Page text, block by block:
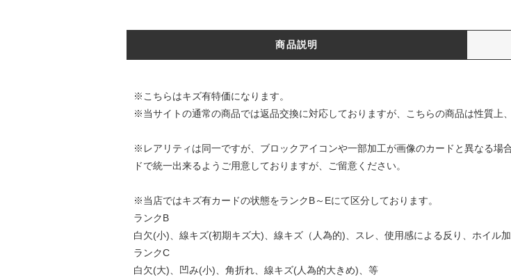
商品説明
※こちらはキズ有特価になります。
※当サイトの通常の商品では返品交換に対応しておりますが、こちらの商品は性質上
※レアリティは同一ですが、ブロックアイコンや一部加工が画像のカードと異なる場
ドで統一出来るようご用意しておりますが、ご留意ください。
※当店ではキズ有カードの状態をランクB～Eにて区分しております。
ランクB
白欠(小)、線キズ(初期キズ大)、線キズ（人為的)、スレ、使用感による反り、ホイル
ランクC
白欠(大)、凹み(小)、角折れ、線キズ(人為的大きめ)、等